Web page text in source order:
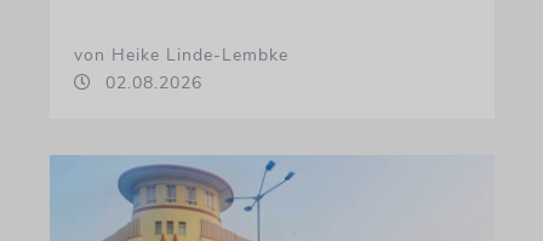
von Heike Linde-Lembke
02.08.2026